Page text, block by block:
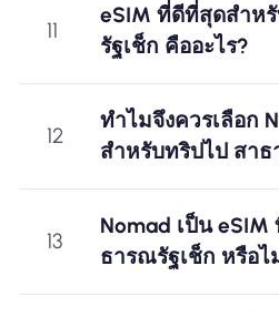
11
eSIM ที่ดีที่สุดสำห
รัฐเช็ก คืออะไร?
12
ทำไมจึงควรเลือก
สำหรับทริปไป สาธ
13
Nomad เป็น
ธารณรัฐเช็ก หรือไ